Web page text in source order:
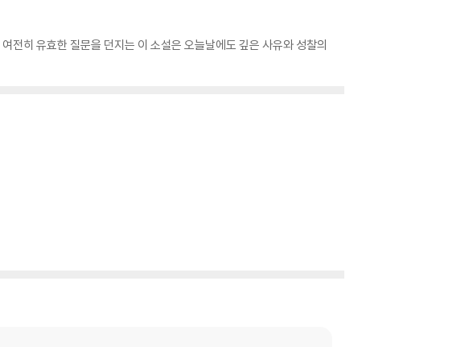
전히 유효한 질문을 던지는 이 소설은 오늘날에도 깊은 사유와 성찰의